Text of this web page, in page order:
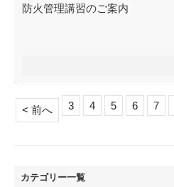
防火管理講習のご案内
< 前へ 3 4 5 6 7
カテゴリー一覧